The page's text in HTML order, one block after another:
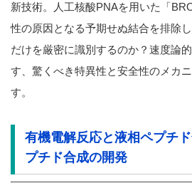
新技術。人工核酸PNAを用いた「
性の原因となる予期せぬ結合を排除
だけを厳密に識別するのか？速度論
す、驚くべき特異性と安全性のメカ
す。
有機電解反応と液相ペプチ
プチド合成の開発